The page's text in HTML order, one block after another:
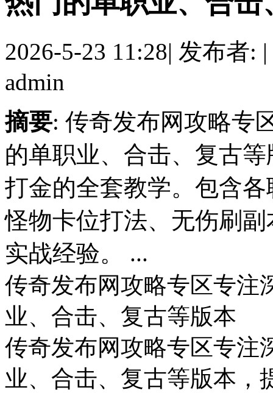
2026-5-23 11:28| 发布者: |
admin
摘要: 传奇发布网攻略专
的单职业、合击、复古
打金的全套教学。包含
怪物卡位打法、无伤刷
实战经验。 ...
传奇发布网攻略专区专注
业、合击、复古等版本
传奇发布网攻略专区专注
业、合击、复古等版本，